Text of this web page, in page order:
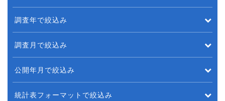
調査年で絞込み
調査月で絞込み
公開年月で絞込み
統計表フォーマットで絞込み